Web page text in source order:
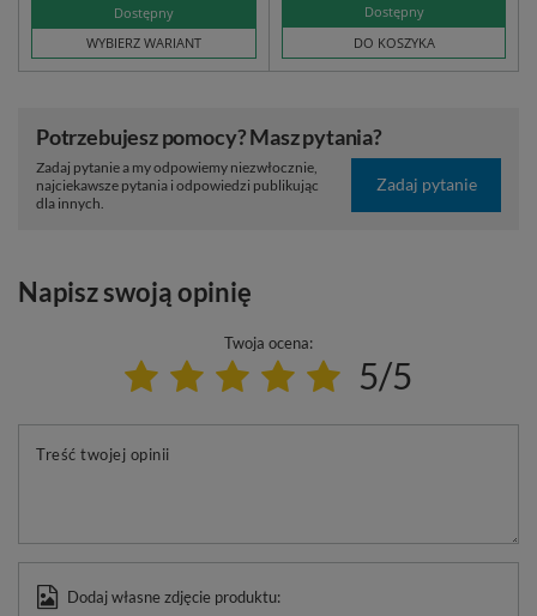
Dostępny
WYBIERZ WARIANT
Dostępny
DO KOSZYKA
Potrzebujesz pomocy? Masz pytania?
Zadaj pytanie a my odpowiemy niezwłocznie,
najciekawsze pytania i odpowiedzi publikując
dla innych.
Zadaj pytanie
Napisz swoją opinię
Twoja ocena:
5/5
Treść twojej opinii
Dodaj własne zdjęcie produktu: